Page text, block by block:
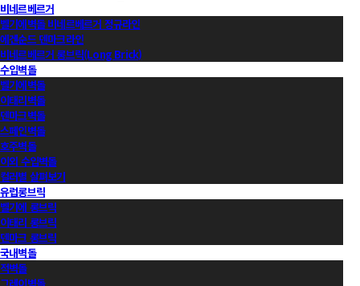
비네르베르거
벨기에벽돌 비네르베르거 정규라인
에겐순드 덴마크라인
비네르베르거 롱브릭(Long Brick)
수입벽돌
벨기에벽돌
이태리벽돌
덴마크벽돌
스페인벽돌
호주벽돌
이외 수입벽돌
컬러별 살펴보기
유럽롱브릭
벨기에 롱브릭
이태리 롱브릭
덴마크 롱브릭
국내벽돌
적벽돌